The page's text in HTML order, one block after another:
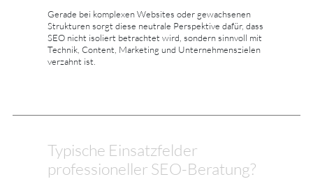
Gerade bei komplexen Websites oder gewachsenen
Strukturen sorgt diese neutrale Perspektive dafür, dass
SEO nicht isoliert betrachtet wird, sondern sinnvoll mit
Technik, Content, Marketing und Unternehmenszielen
verzahnt ist.
Typische Einsatzfelder
professioneller SEO-Beratung?